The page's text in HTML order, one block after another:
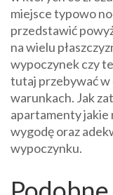
miejsce typowo
przedstawić
na wielu
wypoczynek czy
tutaj przebywać
warunkach. Jak
apartamenty jakie
wygodę oraz
wypoczynku.